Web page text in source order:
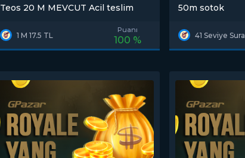
Teos 20 M MEVCUT Acil teslim
1 M 17.5 TL
Puanı
100 %
50m sotok
41 Seviye Sura